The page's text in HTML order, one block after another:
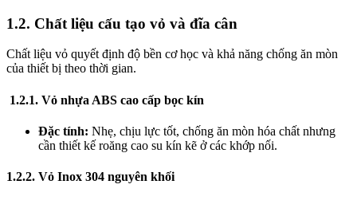
1.2. Chất liệu cấu tạo vỏ và đĩa cân
Chất liệu vỏ quyết định độ bền cơ học và khả năng chống ăn mòn
của thiết bị theo thời gian.
1.2.1. Vỏ nhựa ABS cao cấp bọc kín
Đặc tính: Nhẹ, chịu lực tốt, chống ăn mòn hóa chất nhưng
cần thiết kế roăng cao su kín kẽ ở các khớp nối.
1.2.2. Vỏ Inox 304 nguyên khối